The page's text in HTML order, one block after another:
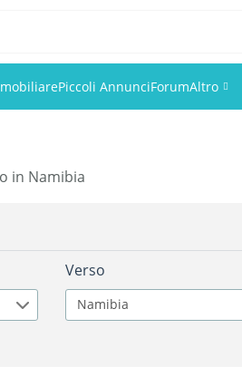
Piccoli AnnunciForumAltro
in Namibia
Verso
Namibia